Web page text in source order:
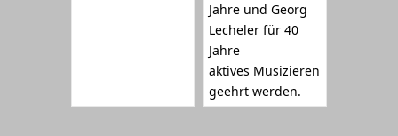
Jahre und Georg
Lecheler für 40
Jahre
aktives Musizieren
geehrt werden.